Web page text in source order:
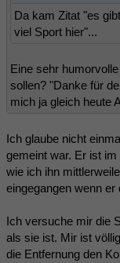
Da kam Zitat "es
viel Sport hier"...
Eine sehr
sollen? "Danke für
mich ja gleich heute
Ich glaube nicht
gemeint war. Er ist
wie ich ihn
eingegangen wenn
Ich versuche mir die
als sie ist. Mir ist
die Entfernung den